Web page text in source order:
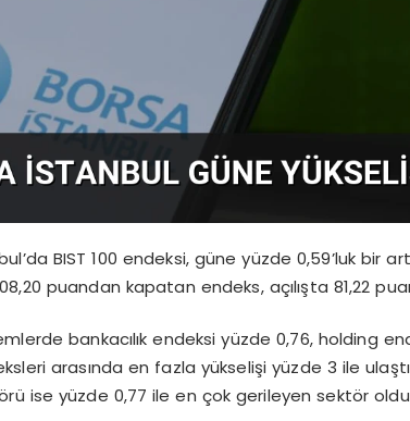
BIST 100 endeksi, güne yüzde 0,59’luk bir
puandan kapatan endeks, açılışta 81,22
bankacılık endeksi yüzde 0,76, holding
arasında en fazla yükselişi yüzde 3 ile
ise yüzde 0,77 ile en çok gerileyen sektör